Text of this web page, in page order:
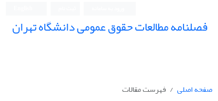
فصلنامه مطالعات حقوق عمومی دانشگاه تهران
صفحه اصلی
فهرست مقالات